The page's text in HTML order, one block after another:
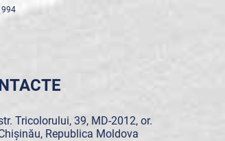
Tricolorului, 39, MD-2012, or.
Republica Moldova